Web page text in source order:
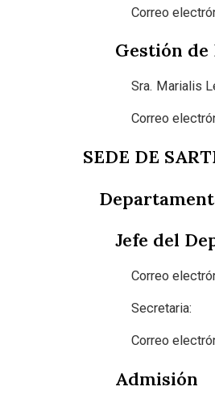
Correo
Gestión
Sra. Marialis
Correo
SEDE DE
Jefe del
Correo
Secretaria:
Correo
Admisión